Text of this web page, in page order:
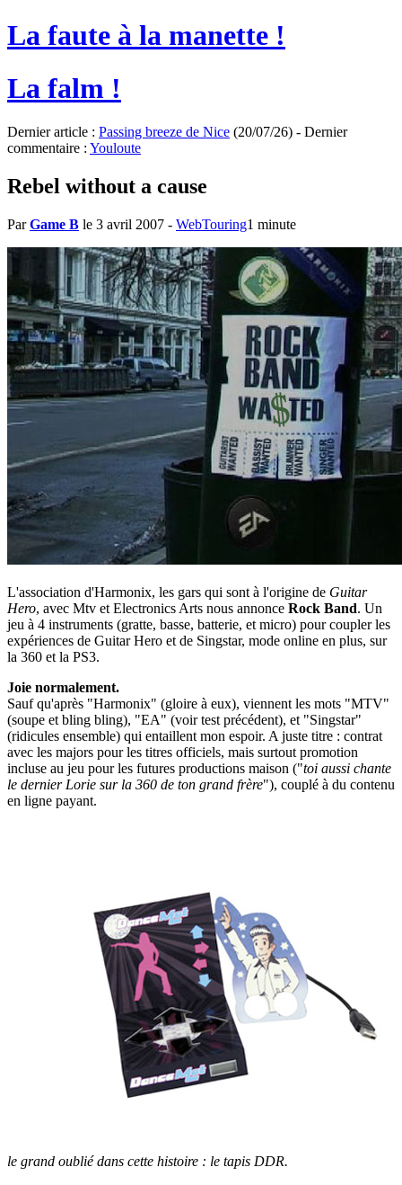
La faute à la manette !
La falm !
Dernier article : Passing breeze de Nice (20/07/26) - Dernier
commentaire : Youloute
Rebel without a cause
ParGame B le 3 avril 2007 - WebTouring1 minute
L'association d'Harmonix, les gars qui sont à l'origine de Guitar
Hero, avec Mtv et Electronics Arts nous annonce Rock Band. Un
jeu à 4 instruments (gratte, basse, batterie, et micro) pour coupler les
expériences de Guitar Hero et de Singstar, mode online en plus, sur
la 360 et la PS3.
Joie normalement.
Sauf qu'après "Harmonix" (gloire à eux), viennent les mots "MTV"
(soupe et bling bling), "EA" (voir test précédent), et "Singstar"
(ridicules ensemble) qui entaillent mon espoir. A juste titre : contrat
avec les majors pour les titres officiels, mais surtout promotion
incluse au jeu pour les futures productions maison ("toi aussi chante
le dernier Lorie sur la 360 de ton grand frère"), couplé à du contenu
en ligne payant.
le grand oublié dans cette histoire : le tapis DDR.